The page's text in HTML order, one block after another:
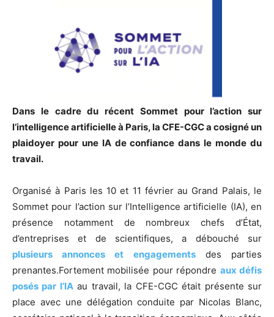
Dans le cadre du récent Sommet pour l’action sur
l’intelligence artificielle à Paris, la CFE-CGC a cosigné un
plaidoyer pour une IA de confiance dans le monde du
travail.
Organisé à Paris les 10 et 11 février au Grand Palais, le
Sommet pour l’action sur l’Intelligence artificielle (IA), en
présence notamment de nombreux chefs d’État,
d’entreprises et de scientifiques, a débouché sur
plusieurs annonces et engagementsdes parties
prenantes.Fortement mobilisée pour répondre aux défis
posés par l’IAau travail, la CFE-CGC était présente sur
place avec une délégation conduite par Nicolas Blanc,